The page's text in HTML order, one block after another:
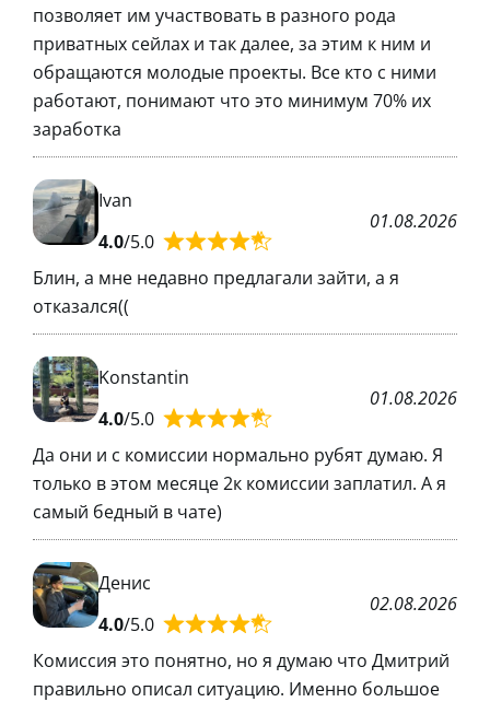
позволяет им участвовать в разного рода
приватных сейлах и так далее, за этим к ним и
обращаются молодые проекты. Все кто с ними
работают, понимают что это минимум 70% их
заработка
Ivan
4.0/5.0
01.08.2026
Блин, а мне недавно предлагали зайти, а я
отказался((
Konstantin
4.0/5.0
01.08.2026
Да они и с комиссии нормально рубят думаю. Я
только в этом месяце 2к комиссии заплатил. А я
самый бедный в чате)
Денис
4.0/5.0
02.08.2026
Комиссия это понятно, но я думаю что Дмитрий
правильно описал ситуацию. Именно большое